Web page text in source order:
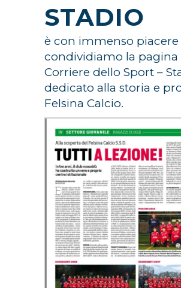
STADIO
è con immenso piacere
condividiamo la pagina
Corriere dello Sport –
dedicato alla storia e
Felsina Calcio.